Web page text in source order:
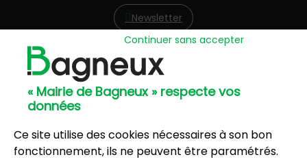
« Mairie de Bagneux » respecte vos
données
Ce site utilise des cookies nécessaires à son bon
fonctionnement, ils ne peuvent être paramétrés.
Continuer sans accepter
Newsletter
Hôtel de Ville
57, avenue Henri Ravera - 92220 Bagneux
01 42 31 60 00
8, résidence du Port Galand - 92220 Bagneux
01 45 47 62 00